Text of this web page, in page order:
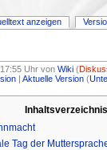
Uhr vonWiki (
|Aktuelle Version (
Inhaltsverzeichnis
Tag der
anzeigen